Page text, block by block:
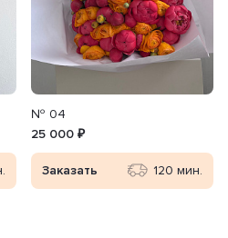
№ 04
25 000 ₽
Заказать 120 мин.